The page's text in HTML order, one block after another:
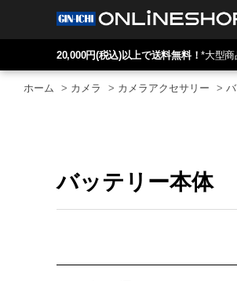
20,000円(税込)以上で送料無料！*大型商
ホーム > カメラ > カメラアクセサリー >
バッテリー本体